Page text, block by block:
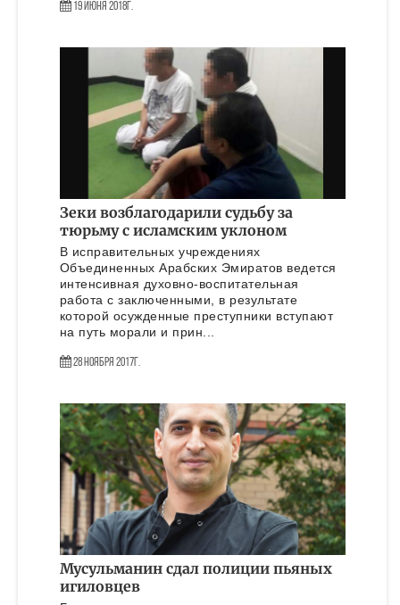
19 Июня 2018г.
Зеки возблагодарили судьбу за
тюрьму с исламским уклоном
В исправительных учреждениях
Объединенных Арабских Эмиратов ведется
интенсивная духовно-воспитательная
работа с заключенными, в результате
которой осужденные преступники вступают
на путь морали и прин...
28 Ноября 2017г.
Мусульманин сдал полиции пьяных
игиловцев